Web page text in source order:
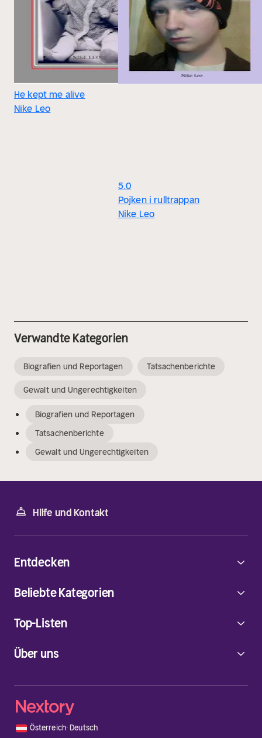
He kept me alive
Nike Leo
5.0
Pojken i rulltrappan
Nike Leo
Verwandte Kategorien
Biografien und Reportagen Tatsachenberichte
Gewalt und Ungerechtigkeiten
Biografien und Reportagen
Tatsachenberichte
Gewalt und Ungerechtigkeiten
Hilfe und Kontakt
Über uns
Entdecken
Beliebte Kategorien
Top-Listen
🇦🇹 Österreich·Deutsch